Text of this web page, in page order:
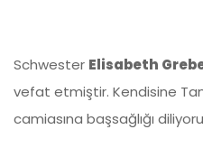
Schwester Elisabeth
vefat etmiştir. Kendisine
camiasına başsağlığı